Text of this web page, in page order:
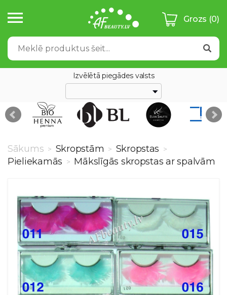
Grozs (0)
Izvēlētā piegādes valsts
Sākums > Skropstām > Skropstas >
Pieliekamās > Mākslīgās skropstas ar spalvām